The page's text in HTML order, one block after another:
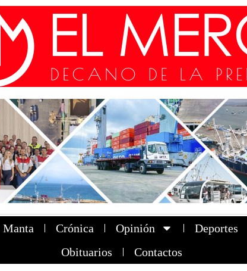
Manta Crónica Opinión Deportes
Obituarios
Contactos